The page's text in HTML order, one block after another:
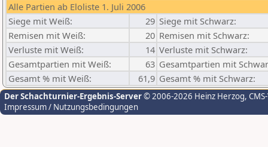
Alle Partien ab Eloliste 1. Juli 2006
Siege mit Weiß:
29 Siege mit Schwarz:
Remisen mit Weiß:
20 Remisen mit Schwarz:
Verluste mit Weiß:
14 Verluste mit Schwarz:
Gesamtpartien mit Weiß:
63 Gesamtpartien mit
Gesamt % mit Weiß:
61,9 Gesamt % mit Schwarz:
Der Schachturnier-Ergebnis-Server© 2006-2026 Heinz Herzog,
Impressum / Nutzungsbedingungen